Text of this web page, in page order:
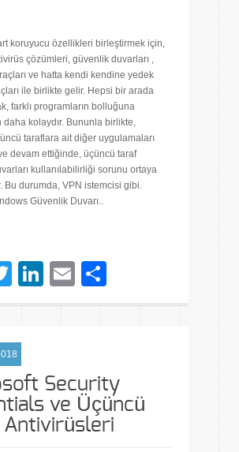
koruyucu özellikleri birleştirmek için,
çözümleri, güvenlik duvarları ,
ve hatta kendi kendine yedek
ile birlikte gelir. Hepsi bir arada
farklı programların bolluğuna
daha kolaydır. Bununla birlikte,
taraflara ait diğer uygulamaları
devam ettiğinde, üçüncü taraf
kullanılabilirliği sorunu ortaya
Bu durumda, VPN istemcisi gibi.
Güvenlik Duvarı..
TwitterLinkedIn
Email
Security
ve Üçüncü
Antivirüsleri